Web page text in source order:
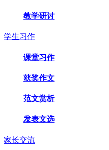
教学研讨
学生习作
课堂习作
获奖作文
范文赏析
发表文选
家长交流